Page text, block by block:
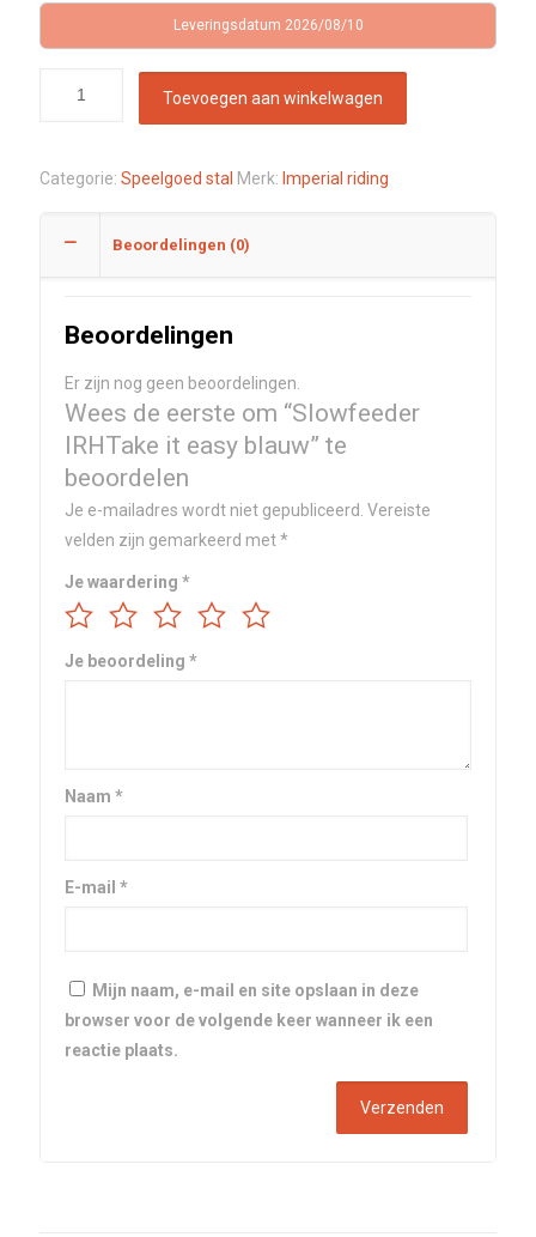
Leveringsdatum 2026/08/10
Toevoegen aan winkelwagen
Categorie: Speelgoed stal Merk: Imperial riding
Beoordelingen (0)
Beoordelingen
Er zijn nog geen beoordelingen.
Wees de eerste om “Slowfeeder
IRHTake it easy blauw” te
beoordelen
Je e-mailadres wordt niet gepubliceerd. Vereiste
velden zijn gemarkeerd met*
Je waardering *
Je beoordeling *
Naam *
E-mail *
Mijn naam, e-mail en site opslaan in deze
browser voor de volgende keer wanneer ik een
reactie plaats.